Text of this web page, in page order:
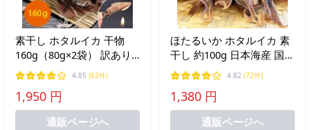
素干し ホタルイカ 干物
160g（80g×2袋） 訳あり
【送料無料】海鮮 珍味 無
添加 ■干しほたるいか
160g★
4.85 (62件)
1,950 円
通販ページへ
ほたるいか ホタルイカ 素
干し 約100g 日本海産 国産
イカ いか おつまみ あて
おやつ 肴 珍味 業務用 送
料無料 メール便 干物 海鮮
市場
4.82 (72件)
1,380 円
通販ページへ